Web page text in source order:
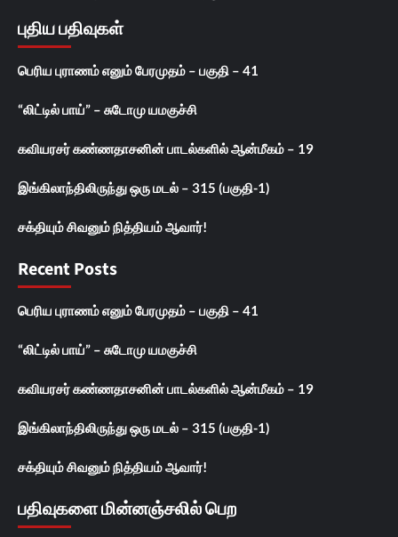
புதிய பதிவுகள்
பெரிய புராணம் எனும் பேரமுதம் – பகுதி – 41
“லிட்டில் பாய்” – சுடோமு யமகுச்சி
கவியரசர் கண்ணதாசனின் பாடல்களில் ஆன்மீகம் – 19
இங்கிலாந்திலிருந்து ஒரு மடல் – 315 (பகுதி-1)
சக்தியும் சிவனும் நித்தியம் ஆவார்!
Recent Posts
பெரிய புராணம் எனும் பேரமுதம் – பகுதி – 41
“லிட்டில் பாய்” – சுடோமு யமகுச்சி
கவியரசர் கண்ணதாசனின் பாடல்களில் ஆன்மீகம் – 19
இங்கிலாந்திலிருந்து ஒரு மடல் – 315 (பகுதி-1)
சக்தியும் சிவனும் நித்தியம் ஆவார்!
பதிவுகளை மின்னஞ்சலில் பெற